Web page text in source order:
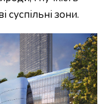
суспільні зони.